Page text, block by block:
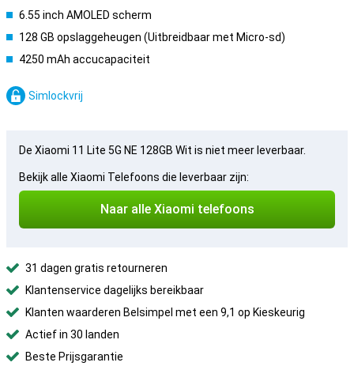
6.55 inch AMOLED scherm
128 GB opslaggeheugen (Uitbreidbaar met Micro-sd)
4250 mAh accucapaciteit
Simlockvrij
De Xiaomi 11 Lite 5G NE 128GB Wit is niet meer leverbaar.
Bekijk alle Xiaomi Telefoons die leverbaar zijn:
Naar alle Xiaomi telefoons
31 dagen gratis retourneren
Klantenservice dagelijks bereikbaar
Klanten waarderen Belsimpel met een 9,1 op Kieskeurig
Actief in 30 landen
Beste Prijsgarantie